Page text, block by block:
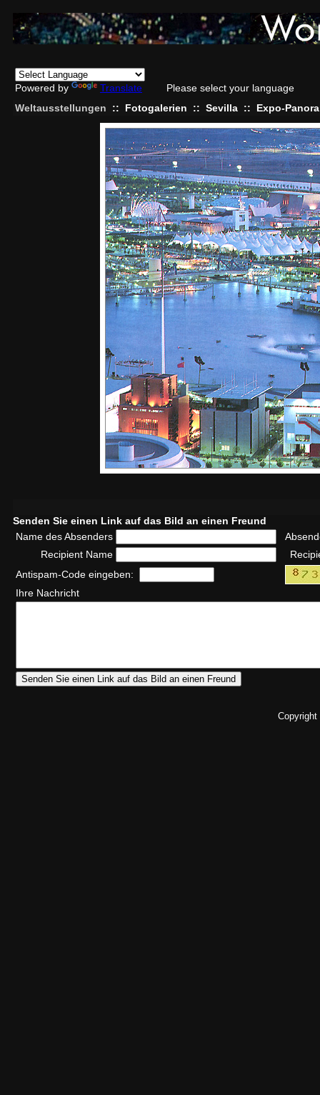
Powered by Translate
Please select your language
Weltausstellungen
:: Fotogalerien :: Sevilla :: Expo-
Senden Sie einen Link auf das Bild an einen Freund
Name des Absenders
Recipient Name
Antispam-Code eingeben:
Ihre Nachricht